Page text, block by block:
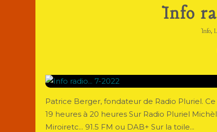
Info
Info,
Patrice Berger, fondateur de Radio Pluriel. Ce
19 heures à 20 heures Sur Radio Pluriel
Miroiretc... 91.5 FM ou DAB+ Sur la toile...